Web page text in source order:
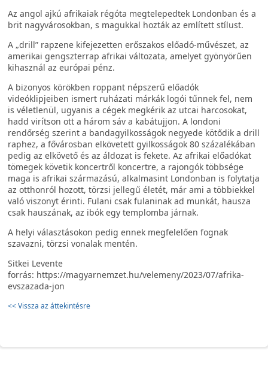
Az angol ajkú afrikaiak régóta megtelepedtek Londonban és a
brit nagyvárosokban, s magukkal hozták az említett stílust.
A „drill” rapzene kifejezetten erőszakos előadó-művészet, az
amerikai gengszterrap afrikai változata, amelyet gyönyörűen
kihasznál az európai pénz.
A bizonyos körökben roppant népszerű előadók
videóklipjeiben ismert ruházati márkák logói tűnnek fel, nem
is véletlenül, ugyanis a cégek megkérik az utcai harcosokat,
hadd virítson ott a három sáv a kabátujjon. A londoni
rendőrség szerint a bandagyilkosságok negyede kötődik a drill
raphez, a fővárosban elkövetett gyilkosságok 80 százalékában
pedig az elkövető és az áldozat is fekete. Az afrikai előadókat
tömegek követik koncertről koncertre, a rajongók többsége
maga is afrikai származású, alkalmasint Londonban is folytatja
az otthonról hozott, törzsi jellegű életét, már ami a többiekkel
való viszonyt érinti. Fulani csak fulaninak ad munkát, hausza
csak hauszának, az ibók egy templomba járnak.
A helyi választásokon pedig ennek megfelelően fognak
szavazni, törzsi vonalak mentén.
Sitkei Levente
forrás: https://magyarnemzet.hu/velemeny/2023/07/afrika-
evszazada-jon
<< Vissza az áttekintésre